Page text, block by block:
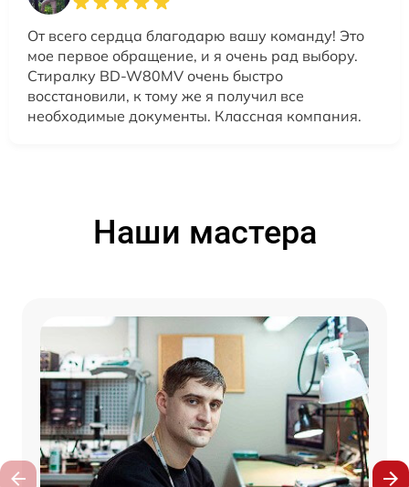
От всего сердца благодарю вашу команду! Это
мое первое обращение, и я очень рад выбору.
Стиралку BD-W80MV очень быстро
восстановили, к тому же я получил все
необходимые документы. Классная компания.
Наши мастера